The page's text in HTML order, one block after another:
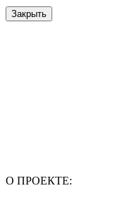
Закрыть
О ПРОЕКТЕ: